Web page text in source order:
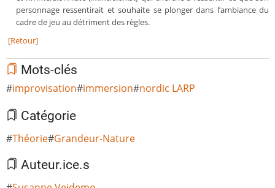
personnage ressentirait et souhaite se plonger dans l’ambiance du
cadre de jeu au détriment des règles.
[Retour]
Mots-clés
improvisation immersion nordic LARP
Catégorie
Théorie Grandeur-Nature
Auteur.ice.s